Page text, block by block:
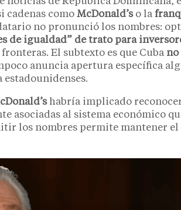
cadenas como McDonald’so la
no pronunció los nombres:
de igualdad” de trato para
El subtexto es que Cuba no
anuncia apertura específica
estadounidenses.
habría implicado
asociadas al sistema económico
los nombres permite mantener